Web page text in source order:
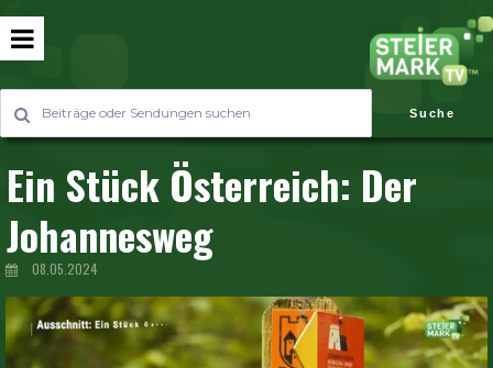
Suche
Ein Stück Österreich: Der
Johannesweg
08.05.2024